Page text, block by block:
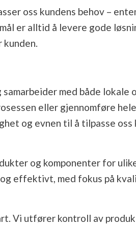
oss kundens behov –
er alltid å levere gode
med både lokale
eller gjennomføre
og evnen til å tilpasse oss
og komponenter for
effektivt, med fokus på
Vi utfører kontroll av